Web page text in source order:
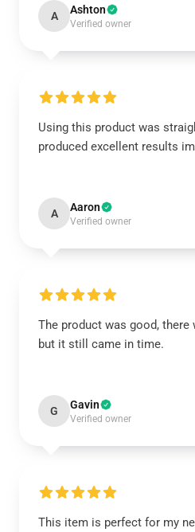
A Ashton
Verified owner
Using this product was
produced excellent results
A Aaron
Verified owner
The product was good, there
but it still came in time.
G Gavin
Verified owner
This item is perfect for my